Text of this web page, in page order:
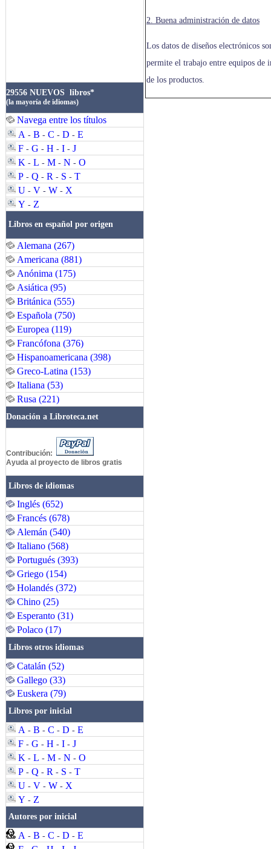
29556 NUEVOS libros*
(la mayoría de idiomas)
Navega entre los títulos
A - B - C - D - E
F - G - H - I - J
K - L - M - N - O
P - Q - R - S - T
U - V - W - X
Y - Z
Libros en español por origen
Alemana (267)
Americana (881)
Anónima (175)
Asiática (95)
Británica (555)
Española (750)
Europea (119)
Francófona (376)
Hispanoamericana (398)
Greco-Latina (153)
Italiana (53)
Rusa (221)
Donación a Libroteca.net
Contribución:
Ayuda al proyecto de libros gratis
Libros de idiomas
Inglés (652)
Francés (678)
Alemán (540)
Italiano (568)
Portugués (393)
Griego (154)
Holandés (372)
Chino (25)
Esperanto (31)
Polaco (17)
Libros otros idiomas
Catalán (52)
Gallego (33)
Euskera (79)
Libros por inicial
A - B - C - D - E
F - G - H - I - J
K - L - M - N - O
P - Q - R - S - T
U - V - W - X
Y - Z
Autores por inicial
A - B - C - D - E
2. Buena administración de datos
Los datos de diseños electrónicos
permite el trabajo entre equipos de
de los productos.